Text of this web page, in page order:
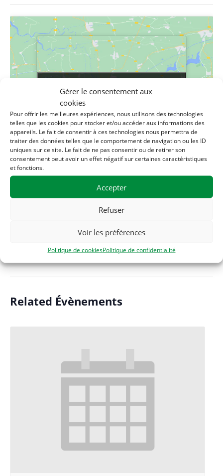
Gérer le consentement aux
cookies
Pour offrir les meilleures expériences, nous utilisons des technologies
telles que les cookies pour stocker et/ou accéder aux informations des
appareils. Le fait de consentir à ces technologies nous permettra de
traiter des données telles que le comportement de navigation ou les ID
uniques sur ce site. Le fait de ne pas consentir ou de retirer son
consentement peut avoir un effet négatif sur certaines caractéristiques
et fonctions.
Accepter
Refuser
Voir les préférences
Politique de cookiesPolitique de confidentialité
LIEU
Maison de la solidarité
marketing et activer ce contenu
marketing et activer ce contenu
Related Évènements